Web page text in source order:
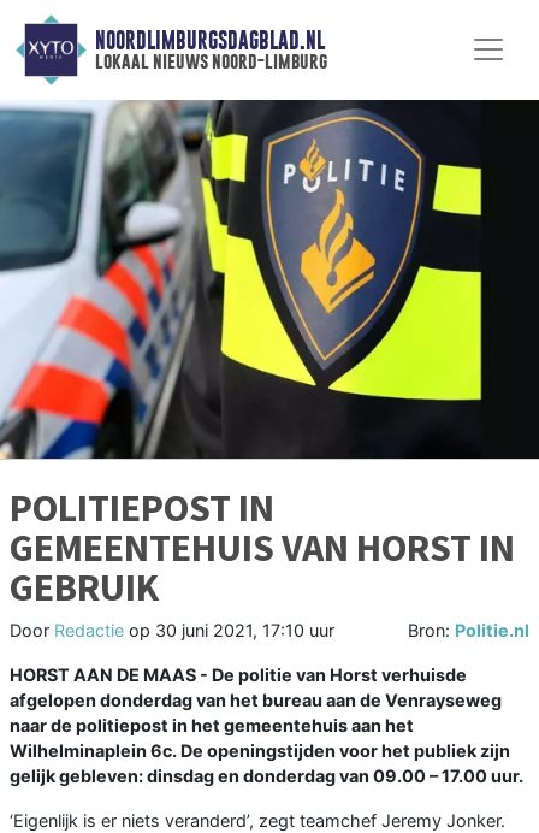
NOORDLIMBURGSDAGBLAD.NL
lokaal nieuws noord-limburg
POLITIEPOST IN
GEMEENTEHUIS VAN HORST IN
GEBRUIK
Door Redactie op 30 juni 2021, 17:10 uur Bron: Politie.nl
HORST AAN DE MAAS - De politie van Horst verhuisde
afgelopen donderdag van het bureau aan de Venrayseweg
naar de politiepost in het gemeentehuis aan het
Wilhelminaplein 6c. De openingstijden voor het publiek zijn
gelijk gebleven: dinsdag en donderdag van 09.00 – 17.00 uur.
‘Eigenlijk is er niets veranderd’, zegt teamchef Jeremy Jonker.